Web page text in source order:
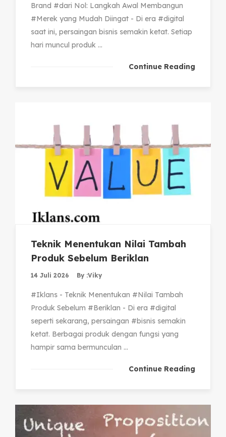
Brand #dari Nol: Langkah Awal Membangun
#Merek yang Mudah Diingat - Di era #digital
saat ini, persaingan bisnis semakin ketat. Setiap
hari muncul produk ...
Continue Reading
Teknik Menentukan Nilai Tambah
Produk Sebelum Beriklan
14 Juli 2026 By :Viky
#Iklans - Teknik Menentukan #Nilai Tambah
Produk Sebelum #Beriklan - Di era #digital
seperti sekarang, persaingan #bisnis semakin
ketat. Berbagai produk dengan fungsi yang
hampir sama bermunculan ...
Continue Reading